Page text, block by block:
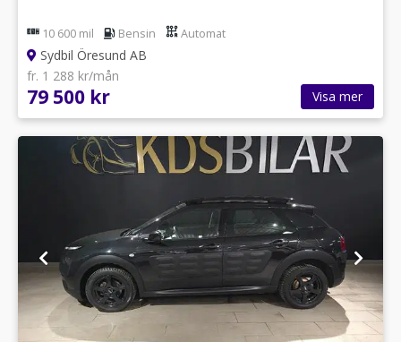
10 600 mil Bensin Automat
Sydbil Öresund AB
fr. 1 288 kr/mån
79 500 kr Visa mer